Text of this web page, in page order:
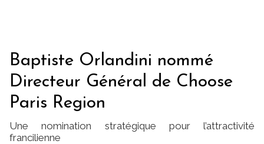
Baptiste Orlandini nommé
Directeur Général de Choose
Paris Region
Une nomination stratégique pour l’attractivité
francilienne